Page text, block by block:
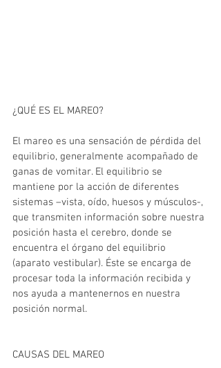
¿QUÉ ES EL MAREO?
El mareo es una sensación de pérdida del
equilibrio, generalmente acompañado de
ganas de vomitar. El equilibrio se
mantiene por la acción de diferentes
sistemas –vista, oído, huesos y músculos-,
que transmiten información sobre nuestra
posición hasta el cerebro, donde se
encuentra el órgano del equilibrio
(aparato vestibular). Éste se encarga de
procesar toda la información recibida y
nos ayuda a mantenernos en nuestra
posición normal.
CAUSAS DEL MAREO